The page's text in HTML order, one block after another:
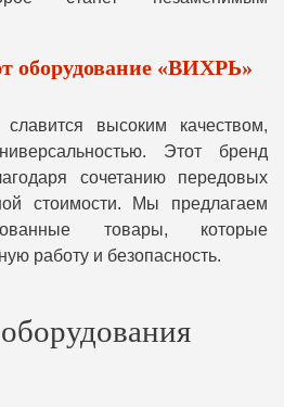
оборудование «ВИХРЬ»
высоким качеством,
Этот бренд
сочетанию передовых
стоимости. Мы предлагаем
товары, которые
работу и безопасность.